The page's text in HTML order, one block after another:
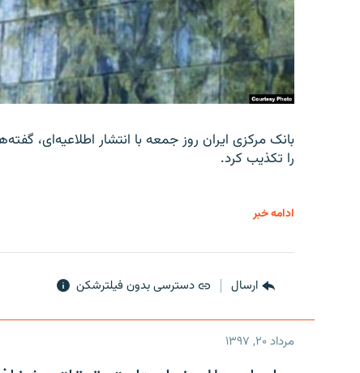
را تکذیب کرد.
ادامه خبر
ارسال دسترسی بدون فیلترشکن
مرداد ۲۰, ۱۳۹۷